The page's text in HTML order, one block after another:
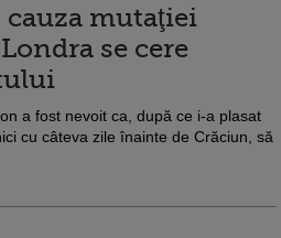
mutaţiei
se cere
a fost nevoit ca, după ce i-a plasat
cu câteva zile înainte de Crăciun, să